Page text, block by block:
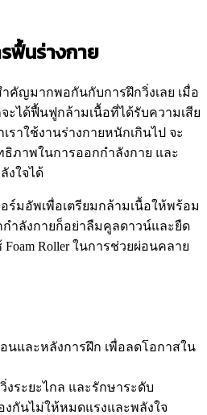
ฟื้นร่างกาย
คัญมากพอกันกับการฝึกวิ่งเลย เมื่อ
ะได้ฟื้นฟูกล้ามเนื้อที่ได้รับความเสีย
ราใช้งานร่างกายหนักเกินไป จะ
ภาพในการออกกำลังกาย และ
งใจได้
ร์มอัพเพื่อเตรียมกล้ามเนื้อให้พร้อม
ำลังกายก็อย่าลืมคูลดาวน์และยืด
Roller ในการช่วยผ่อนคลาย
นและหลังการฝึก เพื่อลดโอกาสใน
งระยะไกล และรักษาระดับ
งกันไม่ให้หมดแรงและพลังใจ